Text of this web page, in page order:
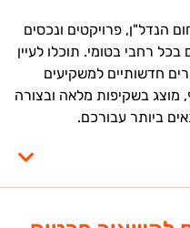
פרויקטים ונכסים
רחבי בטומי. תוכלו לעיין
חדשותיים למשקיעים
מוצג בשקיפות מלאה ובצורה
ביותר עבורכם.